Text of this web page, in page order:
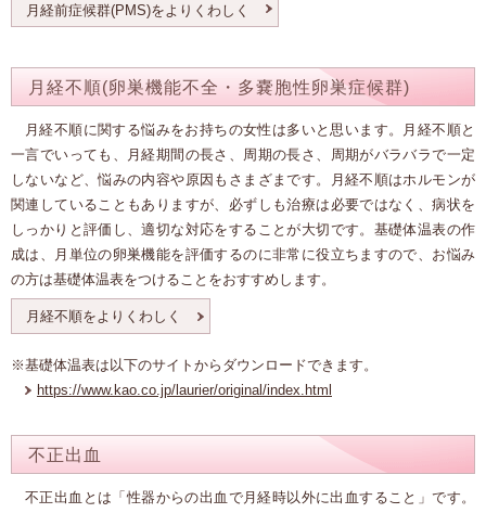
月経前症候群(PMS)をよりくわしく
月経不順(卵巣機能不全・多嚢胞性卵巣症候群)
月経不順に関する悩みをお持ちの女性は多いと思います。月経不順と
一言でいっても、月経期間の長さ、周期の長さ、周期がバラバラで一定
しないなど、悩みの内容や原因もさまざまです。月経不順はホルモンが
関連していることもありますが、必ずしも治療は必要ではなく、病状を
しっかりと評価し、適切な対応をすることが大切です。基礎体温表の作
成は、月単位の卵巣機能を評価するのに非常に役立ちますので、お悩み
の方は基礎体温表をつけることをおすすめします。
月経不順をよりくわしく
※基礎体温表は以下のサイトからダウンロードできます。
https://www.kao.co.jp/laurier/original/index.html
不正出血
不正出血とは「性器からの出血で月経時以外に出血すること」です。